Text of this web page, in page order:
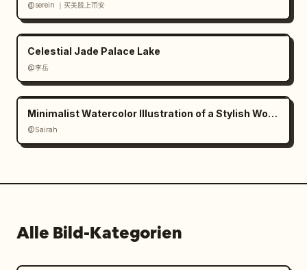
@serein ｜买美股上币安
Celestial Jade Palace Lake
@李岳
Minimalist Watercolor Illustration of a Stylish Woman
@Sairah
Alle Bild-Kategorien